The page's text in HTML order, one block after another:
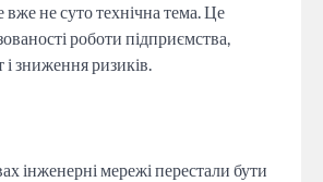
вже не суто технічна тема. Це
роботи підприємства,
зниження ризиків.
інженерні мережі перестали бути